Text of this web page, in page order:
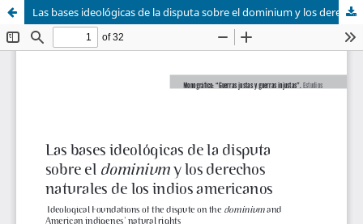
Las bases ideológicas de la disputa sobre el dominium y los derechos naturales de los indios americanos